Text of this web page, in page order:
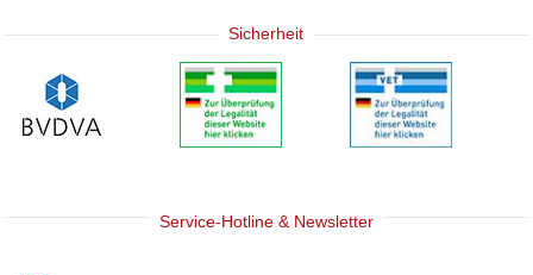
Sicherheit
Service-Hotline & Newsletter